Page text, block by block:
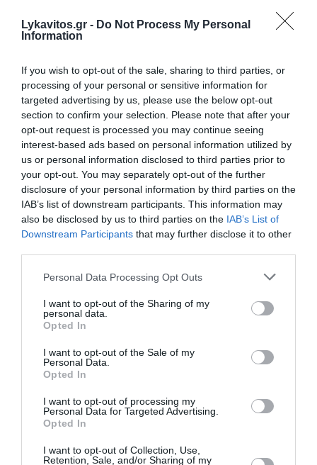
Lykavitos.gr - Do Not Process My Personal
Information
If you wish to opt-out of the sale, sharing to third parties, or
processing of your personal or sensitive information for
targeted advertising by us, please use the below opt-out
section to confirm your selection. Please note that after your
opt-out request is processed you may continue seeing
interest-based ads based on personal information utilized by
us or personal information disclosed to third parties prior to
your opt-out. You may separately opt-out of the further
disclosure of your personal information by third parties on the
IAB’s list of downstream participants. This information may
also be disclosed by us to third parties on the IAB’s List of
Downstream Participants that may further disclose it to other
Please note that this website/app uses one or more Google
not limited to your visit or usage behaviour. You may click to
grant or deny consent to Google and its third-party tags to
use your data for below specified purposes in below Google
consent section.
Personal Data Processing Opt Outs
I want to opt-out of the Sharing of my
personal data.
Opted In
I want to opt-out of the Sale of my
Personal Data.
Opted In
I want to opt-out of processing my
Personal Data for Targeted Advertising.
Opted In
I want to opt-out of Collection, Use,
Retention, Sale, and/or Sharing of my
Θεοδωρικάκος: «Στηρίζουμε με
πράξεις την έρευνα και την
καινοτομία»
«Στο ΕΠΑ του υπουργείου Ανάπτυξης η
χρηματοδότηση του ΕΛΙΔΕΚ», τόνισε ο υπουργός
Ανάπτυξης.
19:07 | 05 Αυγούστου 2026 Οικονομία